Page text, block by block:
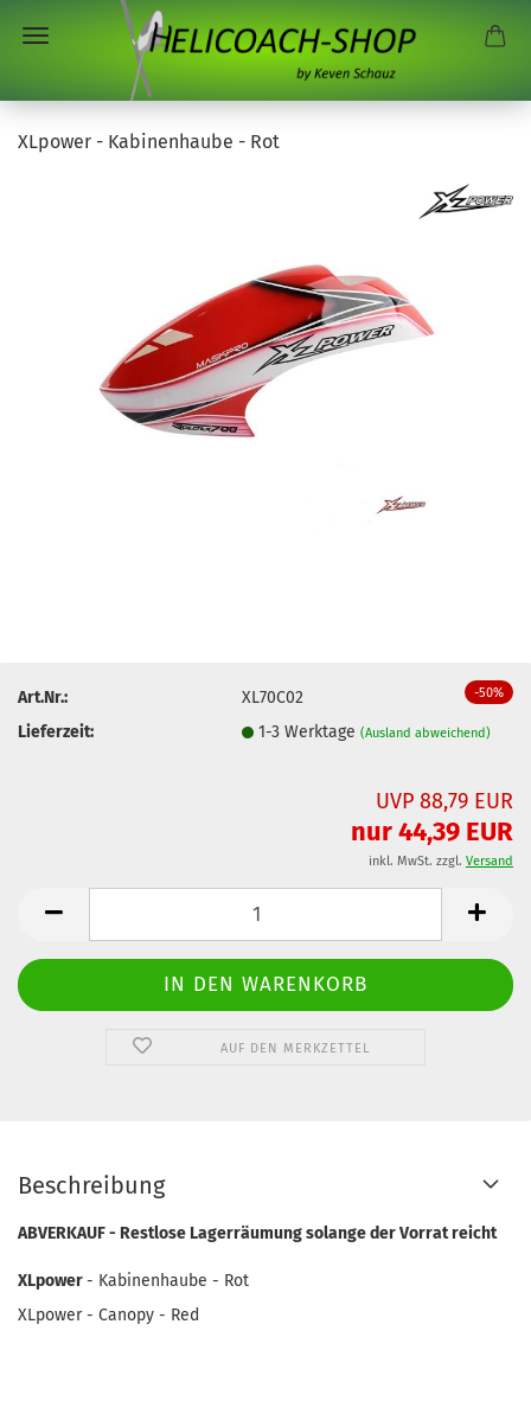
XLpower - Kabinenhaube - Rot
-50%
Art.Nr.:
XL70C02
Lieferzeit:
1-3 Werktage(Ausland abweichend)
UVP 88,79 EUR
nur 44,39 EUR
inkl. MwSt. zzgl. Versand
AUF DEN MERKZETTEL
Beschreibung
ABVERKAUF - Restlose Lagerräumung solange der Vorrat reicht
XLpower- Kabinenhaube - Rot
XLpower - Canopy - Red